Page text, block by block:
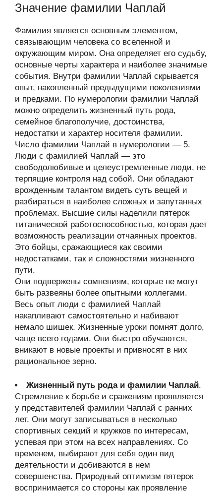
Значение фамилии Чаплай
Фамилия является основным элементом,
связывающим человека со вселенной и
окружающим миром. Она определяет его судьбу,
основные черты характера и наиболее значимые
события. Внутри фамилии Чаплай скрывается
опыт, накопленный предыдущими поколениями
и предками. По нумерологии фамилии Чаплай
можно определить жизненный путь рода,
семейное благополучие, достоинства,
недостатки и характер носителя фамилии.
Число фамилии Чаплай в нумерологии — 5.
Люди с фамилией Чаплай — это
свободолюбивые и целеустремленные люди, не
терпящие контроля над собой. Они обладают
врожденным талантом видеть суть вещей и
разбираться в наиболее сложных и запутанных
проблемах. Высшие силы наделили пятерок
титанической работоспособностью, которая дает
возможность реализации отчаянных проектов.
Это бойцы, сражающиеся как своими
недостатками, так и сложностями жизненного
пути.
Они подвержены сомнениям, которые не могут
быть развеяны более опытными коллегами.
Весь опыт люди с фамилией Чаплай
накапливают самостоятельно и набивают
немало шишек. Жизненные уроки помнят долго,
чаще всего годами. Они быстро обучаются,
вникают в новые проекты и привносят в них
рациональное зерно.
Жизненный путь рода и фамилии Чаплай.
Стремление к борьбе и сражениям проявляется
у представителей фамилии Чаплай с ранних
лет. Они могут записываться в несколько
спортивных секций и кружков по интересам,
успевая при этом на всех направлениях. Со
временем, выбирают для себя один вид
деятельности и добиваются в нем
совершенства. Природный оптимизм пятерок
воспринимается со стороны как проявление